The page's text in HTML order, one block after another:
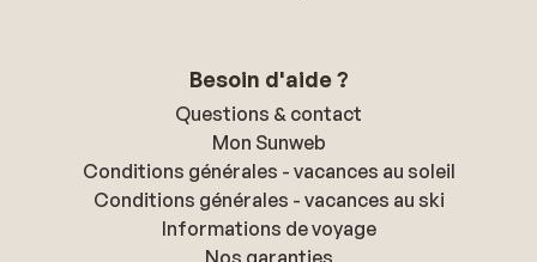
Besoin d'aide ?
Questions & contact
Mon Sunweb
Conditions générales - vacances au soleil
Conditions générales - vacances au ski
Informations de voyage
Nos garanties